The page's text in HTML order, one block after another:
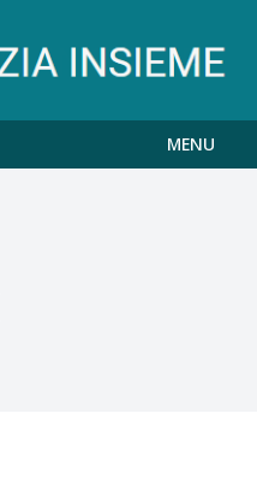
MENU